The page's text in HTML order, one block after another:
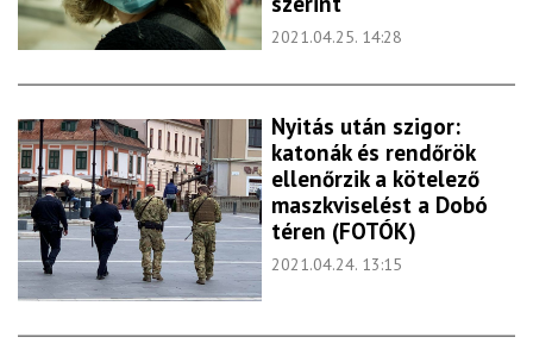
2021.04.25. 14:28
Nyitás után szigor:
katonák és rendőrök
ellenőrzik a kötelező
maszkviselést a Dobó
téren (FOTÓK)
2021.04.24. 13:15